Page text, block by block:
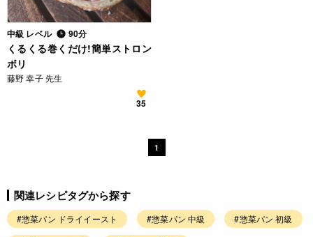
中級 レベル 90分
くるくる巻くだけ!簡単ストロン
ボリ
藤野 幸子 先生
35
1
関連レシピタグから探す
#惣菜パン ドライイースト #惣菜パン 中級 #惣菜パン 初級